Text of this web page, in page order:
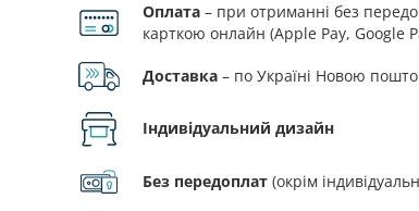
Дюссельдорф
кількість
Оплата – при отриманні без
карткою онлайн (Apple Pay, Google
Доставка – по Україні Новою
Індивідуальний дизайн
Без передоплат (окрім